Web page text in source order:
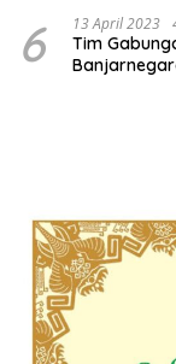
6 13 April 2023
Tim